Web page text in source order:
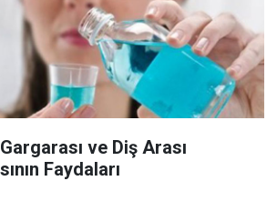
ve Diş Arası
Faydaları